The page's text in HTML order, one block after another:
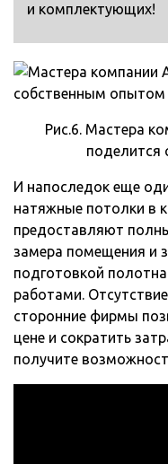
и комплектующих!
Рис.6. Мастера
поделится
И напоследок еще
натяжные потолки в
предоставляют
замера помещения и
подготовкой
работами.
сторонние фирмы
цене и сократить
получите